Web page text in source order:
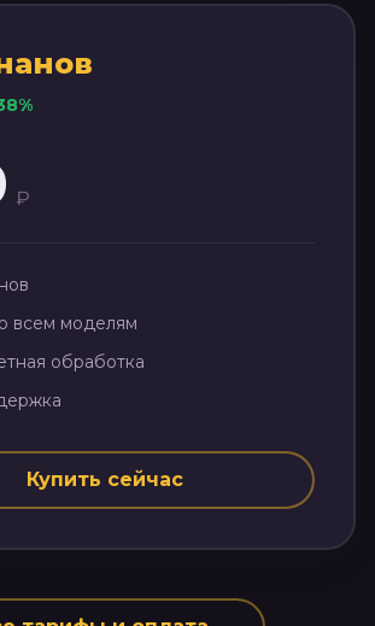
%
₽
всем моделям
обработка
Купить сейчас